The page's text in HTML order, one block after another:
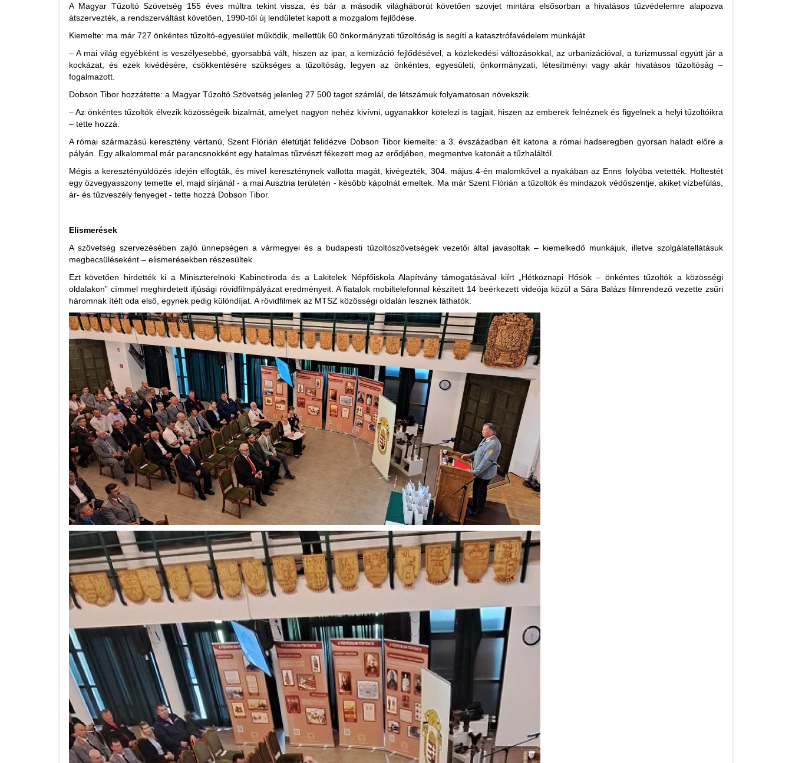
A Magyar Tűzoltó Szövetség 155 éves múltra tekint vissza, és bár a második világháborút követően szovjet mintára elsősorban a hivatásos tűzvédelemre alapozva
átszervezték, a rendszerváltást követően, 1990-től új lendületet kapott a mozgalom fejlődése.
Kiemelte: ma már 727 önkéntes tűzoltó-egyesület működik, mellettük 60 önkormányzati tűzoltóság is segíti a katasztrófavédelem munkáját.
– A mai világ egyébként is veszélyesebbé, gyorsabbá vált, hiszen az ipar, a kemizáció fejlődésével, a közlekedési változásokkal, az urbanizációval, a turizmussal együtt jár a
kockázat, és ezek kivédésére, csökkentésére szükséges a tűzoltóság, legyen az önkéntes, egyesületi, önkormányzati, létesítményi vagy akár hivatásos tűzoltóság –
fogalmazott.
Dobson Tibor hozzátette: a Magyar Tűzoltó Szövetség jelenleg 27 500 tagot számlál, de létszámuk folyamatosan növekszik.
– Az önkéntes tűzoltók élvezik közösségeik bizalmát, amelyet nagyon nehéz kivívni, ugyanakkor kötelezi is tagjait, hiszen az emberek felnéznek és figyelnek a helyi tűzoltóikra
– tette hozzá.
A római származású keresztény vértanú, Szent Flórián életútját felidézve Dobson Tibor kiemelte: a 3. évszázadban élt katona a római hadseregben gyorsan haladt előre a
pályán. Egy alkalommal már parancsnokként egy hatalmas tűzvészt fékezett meg az erődjében, megmentve katonáit a tűzhaláltól.
Mégis a keresztényüldözés idején elfogták, és mivel kereszténynek vallotta magát, kivégezték, 304. május 4-én malomkővel a nyakában az Enns folyóba vetették. Holtestét
egy özvegyasszony temette el, majd sírjánál - a mai Ausztria területén - később kápolnát emeltek. Ma már Szent Flórián a tűzoltók és mindazok védőszentje, akiket vízbefúlás,
ár- és tűzveszély fenyeget - tette hozzá Dobson Tibor.
Elismerések
A szövetség szervezésében zajló ünnepségen a vármegyei és a budapesti tűzoltószövetségek vezetői által javasoltak – kiemelkedő munkájuk, illetve szolgálatellátásuk
megbecsüléseként – elismerésekben részesültek.
Ezt követően hirdették ki a Miniszterelnöki Kabinetiroda és a Lakitelek Népfőiskola Alapítvány támogatásával kiírt „Hétköznapi Hősök – önkéntes tűzoltók a közösségi
oldalakon” címmel meghirdetett ifjúsági rövidfilmpályázat eredményeit. A fiatalok mobiltelefonnal készített 14 beérkezett videója közül a Sára Balázs filmrendező vezette zsűri
háromnak ítélt oda első, egynek pedig különdíjat. A rövidfilmek az MTSZ közösségi oldalán lesznek láthatók.